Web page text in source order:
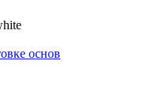
основ